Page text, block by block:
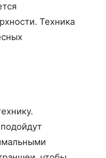
Техника